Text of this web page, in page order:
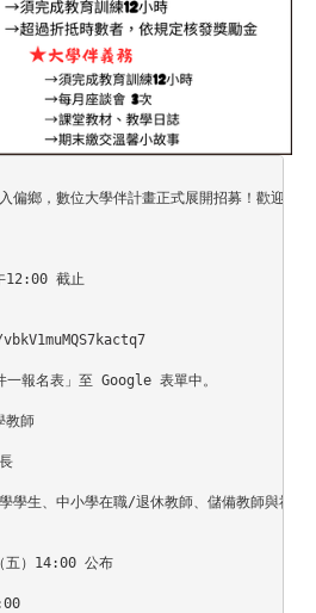
偏鄉，數位大學伴計畫正式展開招募！歡迎
12:00 截止
一報名表」至 Google 表單中。
師
學生、中小學在職/退休教師、儲備教師與社會
五）14:00 公布